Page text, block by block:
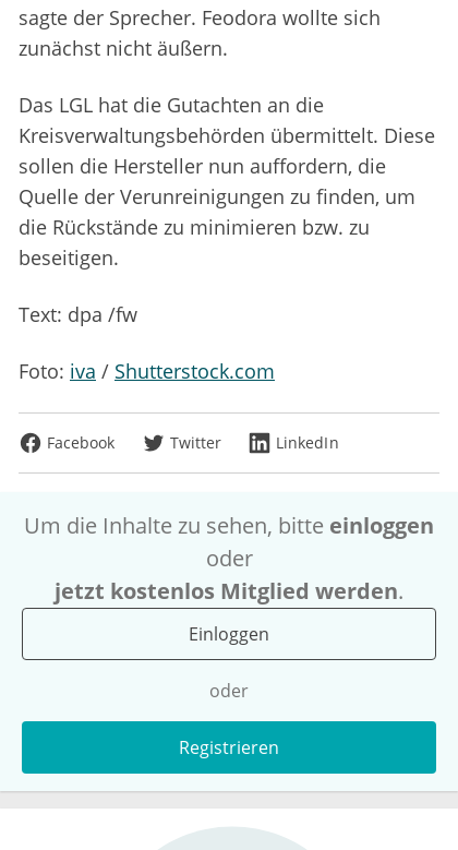
sagte der Sprecher. Feodora wollte sich
zunächst nicht äußern.
Das LGL hat die Gutachten an die
Kreisverwaltungsbehörden übermittelt. Diese
sollen die Hersteller nun auffordern, die
Quelle der Verunreinigungen zu finden, um
die Rückstände zu minimieren bzw. zu
beseitigen.
Text: dpa /fw
Foto: iva / Shutterstock.com
Facebook Twitter LinkedIn
Um die Inhalte zu sehen, bitte einloggen
oder
jetzt kostenlos Mitglied werden.
Einloggen
oder
Registrieren